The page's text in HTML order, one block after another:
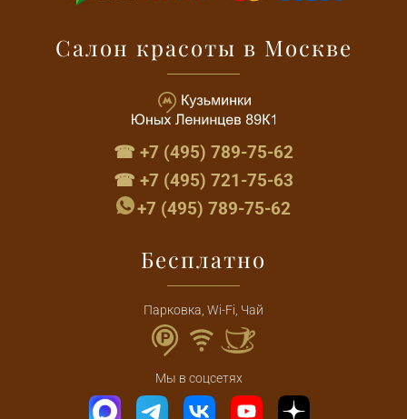
Салон красоты в Москве
☎ +7 (495) 789-75-62
☎ +7 (495) 721-75-63
+7 (495) 789-75-62
Бесплатно
Парковка, Wi-Fi, Чай
Мы в соцсетях